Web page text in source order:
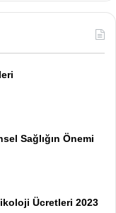
Sağlığın Önemi
Ücretleri 2023